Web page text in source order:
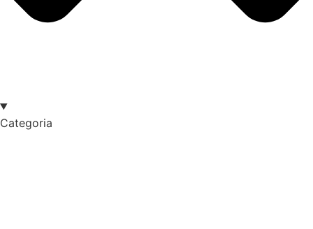
Categoria